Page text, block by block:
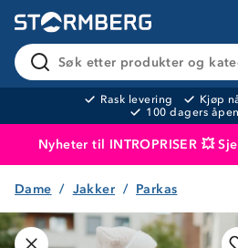
Søk etter produkter og
Rask levering
Kjøp
100 dagers
Nyheter til INTROPRISER 💥
Produktet er lagt i
Dame Jakker Parkas